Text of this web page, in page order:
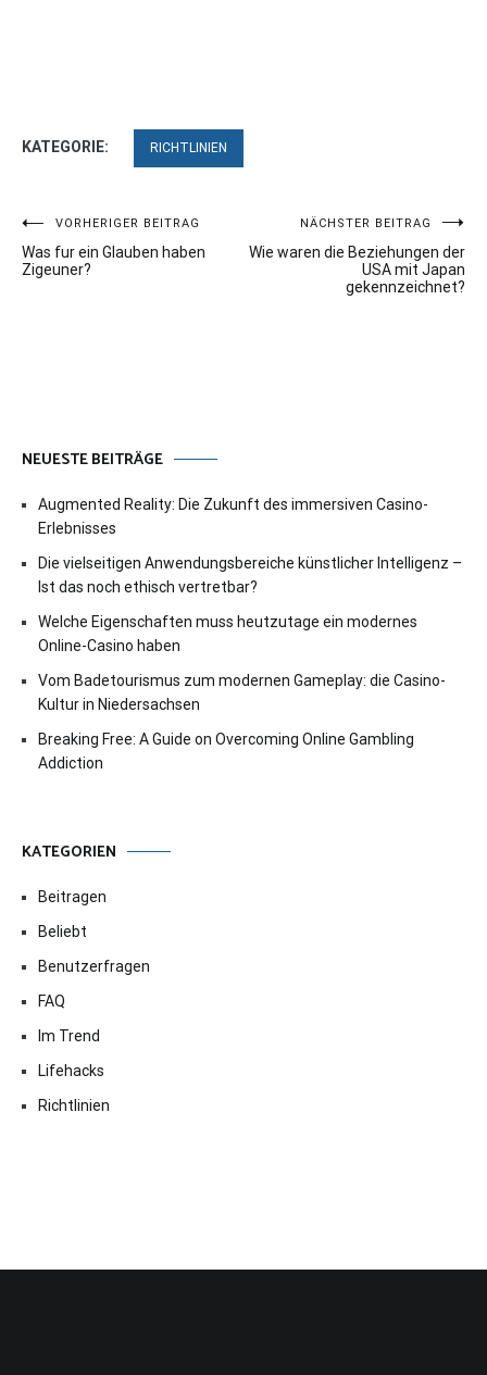
KATEGORIE: RICHTLINIEN
Beitragsnavigation
VORHERIGER BEITRAG
Was fur ein Glauben haben
Zigeuner?
NÄCHSTER BEITRAG
Wie waren die Beziehungen der
USA mit Japan
gekennzeichnet?
NEUESTE BEITRÄGE
Augmented Reality: Die Zukunft des immersiven Casino-
Erlebnisses
Die vielseitigen Anwendungsbereiche künstlicher Intelligenz –
Ist das noch ethisch vertretbar?
Welche Eigenschaften muss heutzutage ein modernes
Online-Casino haben
Vom Badetourismus zum modernen Gameplay: die Casino-
Kultur in Niedersachsen
Breaking Free: A Guide on Overcoming Online Gambling
Addiction
KATEGORIEN
Beitragen
Beliebt
Benutzerfragen
FAQ
Im Trend
Lifehacks
Richtlinien